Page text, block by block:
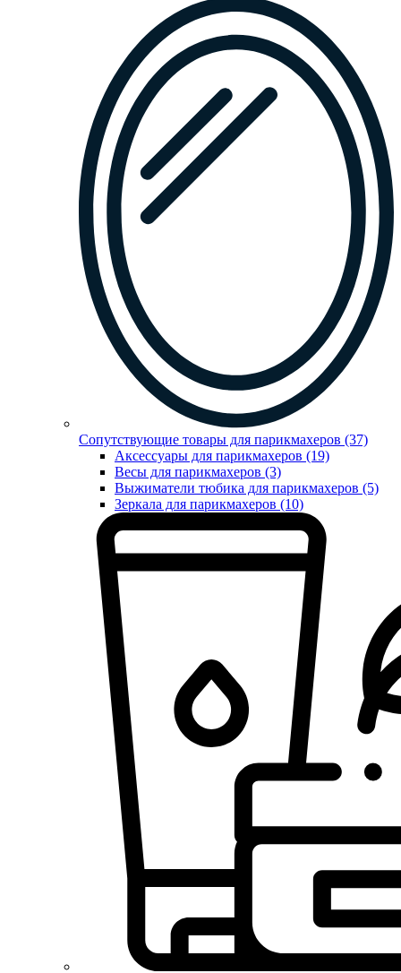
Сопутствующие товары для парикмахеров (37)
Аксессуары для парикмахеров (19)
Весы для парикмахеров (3)
Выжиматели тюбика для парикмахеров (5)
Зеркала для парикмахеров (10)